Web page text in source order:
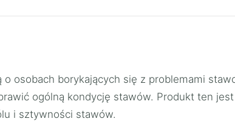
osobach borykających się z problemami
ogólną kondycję stawów. Produkt ten
i sztywności stawów.